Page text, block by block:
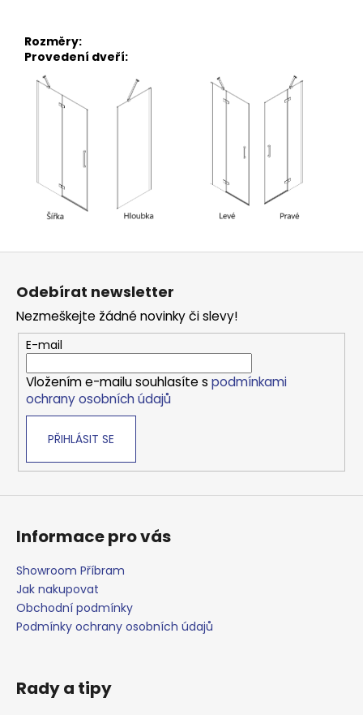
Rozměry:
Provedení dveří:
Odebírat newsletter
Nezmeškejte žádné novinky či slevy!
E-mail
Vložením e-mailu souhlasíte s podmínkami
ochrany osobních údajů
PŘIHLÁSIT SE
Informace pro vás
Showroom Příbram
Jak nakupovat
Obchodní podmínky
Podmínky ochrany osobních údajů
Rady a tipy